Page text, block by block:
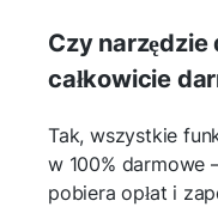
Czy narzędzie
całkowicie
Tak, wszystkie
w 100% darmowe
pobiera opłat i